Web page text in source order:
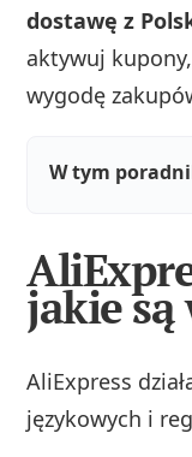
dostawę z
aktywuj
wygodę
W tym
jakie są
AliExpress
językowych i